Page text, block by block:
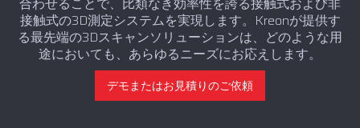
接触式の3D測定システムを実現します。Kreonが提供す
る最先端の3Dスキャンソリューションは、どのような用
途においても、あらゆるニーズにお応えします。
デモまたはお見積りのご依頼